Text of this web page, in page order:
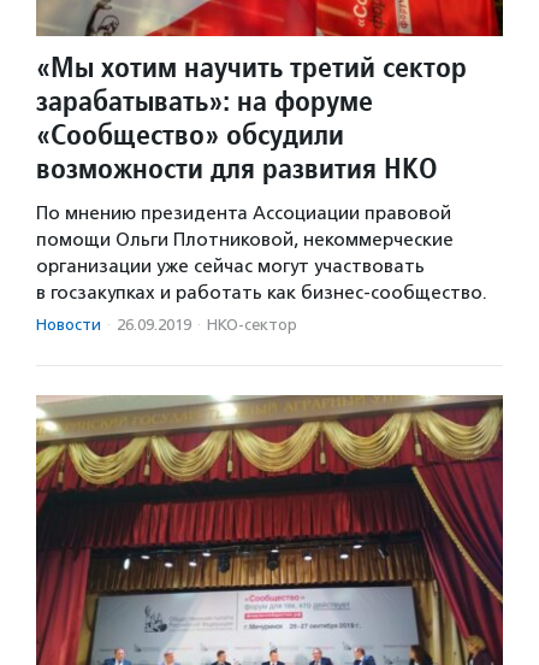
«Мы хотим научить третий сектор
зарабатывать»: на форуме
«Сообщество» обсудили
возможности для развития НКО
По мнению президента Ассоциации правовой
помощи Ольги Плотниковой, некоммерческие
организации уже сейчас могут участвовать
в госзакупках и работать как бизнес-сообщество.
Новости · 26.09.2019 · НКО-сектор